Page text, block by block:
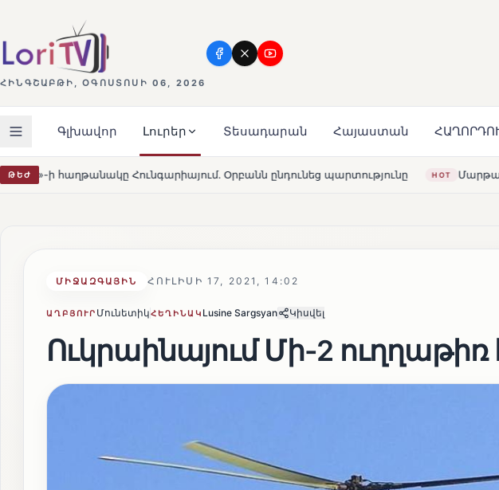
ՀԻՆԳՇԱԲԹԻ, ՕԳՈՍՏՈՍԻ 06, 2026
Գլխավոր Լուրեր Տեսադարան Հայաստան
ԹԵԺ
Հունգարիայում․ Օրբանն ընդունեց պարտությունը HOT Մարթա Կոս. «Հայաստանն ու
ՄԻՋԱԶԳԱՅԻՆ ՀՈՒԼԻՍԻ 17, 2021, 14:02
ԱՂԲՅՈՒՐ ՄունետիկՀԵՂԻՆԱԿ Lusine Sargsyan Կիսվել
Ուկրաինայում Մի-2 ուղղաթիռ